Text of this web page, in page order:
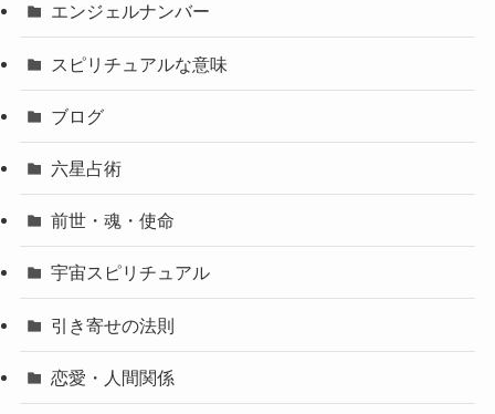
エンジェルナンバー
スピリチュアルな意味
ブログ
六星占術
前世・魂・使命
宇宙スピリチュアル
引き寄せの法則
恋愛・人間関係